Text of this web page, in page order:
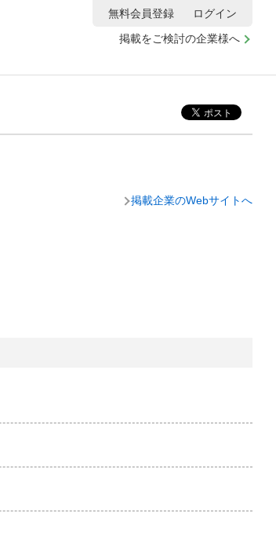
掲載をご検討の企業様へ
無料会員登録 ログイン
掲載企業のWebサイトへ